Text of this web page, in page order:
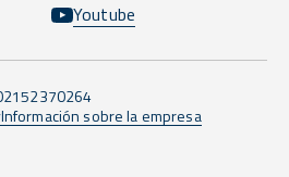
Youtube
Información sobre la empresa